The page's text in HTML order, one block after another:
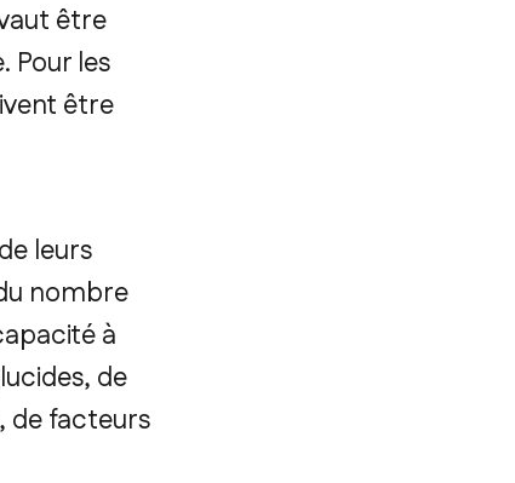
être
Pour les
être
leurs
nombre
à
de
de facteurs